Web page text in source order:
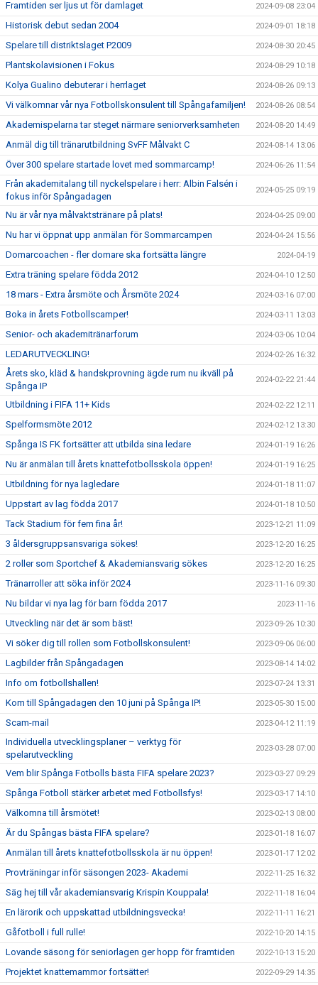
Framtiden ser ljus ut för damlaget 2024-09-08 23:04
Historisk debut sedan 2004 2024-09-01 18:18
Spelare till distriktslaget P2009 2024-08-30 20:45
Plantskolavisionen i Fokus 2024-08-29 10:18
Kolya Gualino debuterar i herrlaget 2024-08-26 09:13
Vi välkomnar vår nya Fotbollskonsulent till Spångafamiljen! 2024-08-26 08:54
Akademispelarna tar steget närmare seniorverksamheten 2024-08-20 14:49
Anmäl dig till tränarutbildning SvFF Målvakt C 2024-08-14 13:06
Över 300 spelare startade lovet med sommarcamp! 2024-06-26 11:54
Från akademitalang till nyckelspelare i herr: Albin Falsén i
fokus inför Spångadagen
2024-05-25 09:19
Nu är vår nya målvaktstränare på plats! 2024-04-25 09:00
Nu har vi öppnat upp anmälan för Sommarcampen 2024-04-24 15:56
Domarcoachen - fler domare ska fortsätta längre 2024-04-19
Extra träning spelare födda 2012 2024-04-10 12:50
18 mars - Extra årsmöte och Årsmöte 2024 2024-03-16 07:00
Boka in årets Fotbollscamper! 2024-03-11 13:03
Senior- och akademitränarforum 2024-03-06 10:04
LEDARUTVECKLING! 2024-02-26 16:32
Årets sko, kläd & handskprovning ägde rum nu ikväll på
Spånga IP
2024-02-22 21:44
Utbildning i FIFA 11+ Kids 2024-02-22 12:11
Spelformsmöte 2012 2024-02-12 13:30
Spånga IS FK fortsätter att utbilda sina ledare 2024-01-19 16:26
Nu är anmälan till årets knattefotbollsskola öppen! 2024-01-19 16:25
Utbildning för nya lagledare 2024-01-18 11:07
Uppstart av lag födda 2017 2024-01-18 10:50
Tack Stadium för fem fina år! 2023-12-21 11:09
3 åldersgruppsansvariga sökes! 2023-12-20 16:25
2 roller som Sportchef & Akademiansvarig sökes 2023-12-20 16:25
Tränarroller att söka inför 2024 2023-11-16 09:30
Nu bildar vi nya lag för barn födda 2017 2023-11-16
Utveckling när det är som bäst! 2023-09-26 10:30
Vi söker dig till rollen som Fotbollskonsulent! 2023-09-06 06:00
Lagbilder från Spångadagen 2023-08-14 14:02
Info om fotbollshallen! 2023-07-24 13:31
Kom till Spångadagen den 10 juni på Spånga IP! 2023-05-30 15:00
Scam-mail 2023-04-12 11:19
Individuella utvecklingsplaner – verktyg för
spelarutveckling
2023-03-28 07:00
Vem blir Spånga Fotbolls bästa FIFA spelare 2023? 2023-03-27 09:29
Spånga Fotboll stärker arbetet med Fotbollsfys! 2023-03-17 14:10
Välkomna till årsmötet! 2023-02-13 08:00
Är du Spångas bästa FIFA spelare? 2023-01-18 16:07
Anmälan till årets knattefotbollsskola är nu öppen! 2023-01-17 12:02
Provträningar inför säsongen 2023- Akademi 2022-11-25 16:32
Säg hej till vår akademiansvarig Krispin Kouppala! 2022-11-18 16:04
En lärorik och uppskattad utbildningsvecka! 2022-11-11 16:21
Gåfotboll i full rulle! 2022-10-20 14:15
Lovande säsong för seniorlagen ger hopp för framtiden 2022-10-13 15:20
Projektet knattemammor fortsätter! 2022-09-29 14:35